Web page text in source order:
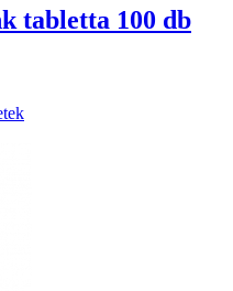
tabletta 100 db